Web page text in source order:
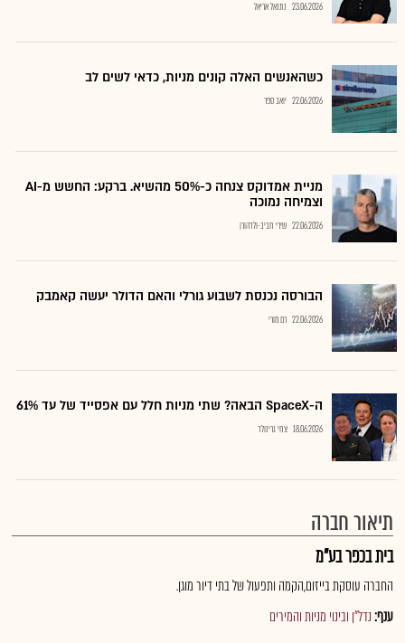
23.06.2026 נתנאל אריאל
כשהאנשים האלה קונים מניות, כדאי לשים לב
22.06.2026 יואב ספר
מניית אמדוקס צנחה כ-50% מהשיא. ברקע: החשש מ-AI
וצמיחה נמוכה
22.06.2026 שירי חביב-ולדהורן
הבורסה נכנסת לשבוע גורלי והאם הדולר יעשה קאמבק
22.06.2026 רם מורי
ה-SpaceX הבאה? שתי מניות חלל עם אפסייד של עד 61%
18.06.2026 צחי גרינולד
תיאור חברה
בית בכפר בע"מ
החברה עוסקת בייזום,הקמה ותפעול של בתי דיור מוגן.
ענף:נדל"ן ובינוי מניות והמירים